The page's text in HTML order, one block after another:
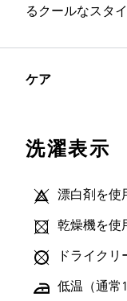
るクールなスタ
ケア
洗濯表示
漂白剤を使
乾燥機を使
ドライク
低温（通常